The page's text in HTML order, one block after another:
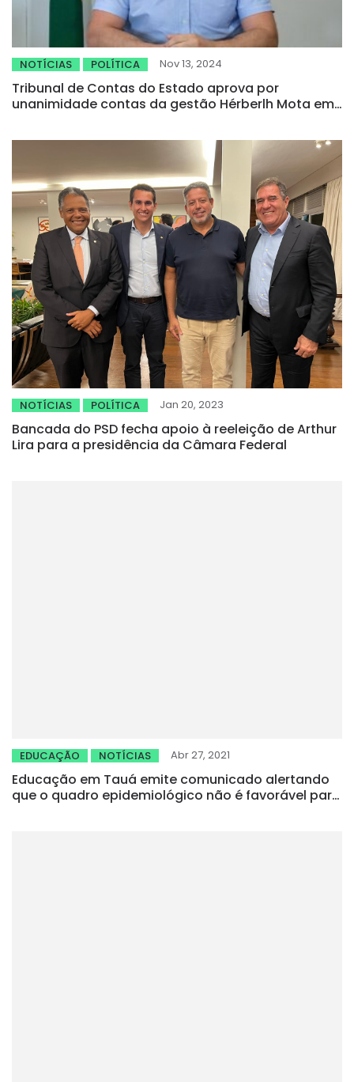
NOTÍCIAS POLÍTICA Nov 13, 2024
Tribunal de Contas do Estado aprova por
unanimidade contas da gestão Hérberlh Mota em
NOTÍCIAS POLÍTICA Jan 20, 2023
Bancada do PSD fecha apoio à reeleição de Arthur
Lira para a presidência da Câmara Federal
EDUCAÇÃO NOTÍCIAS Abr 27, 2021
Educação em Tauá emite comunicado alertando
que o quadro epidemiológico não é favorável para